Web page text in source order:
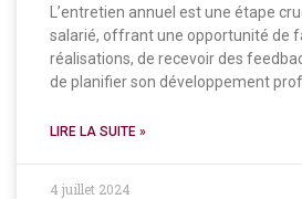
L’entretien annuel est une étape
salarié, offrant une opportunité de
réalisations, de recevoir des
de planifier son développement
LIRE LA SUITE »
4 juillet 2024